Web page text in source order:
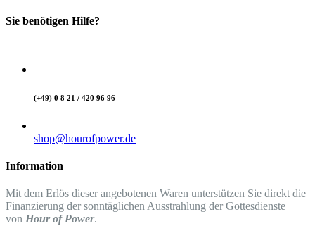
Sie benötigen Hilfe?
(+49) 0 8 21 / 420 96 96
shop@hourofpower.de
Information
Mit dem Erlös dieser angebotenen Waren unterstützen Sie direkt die
Finanzierung der sonntäglichen Ausstrahlung der Gottesdienste
von Hour of Power.